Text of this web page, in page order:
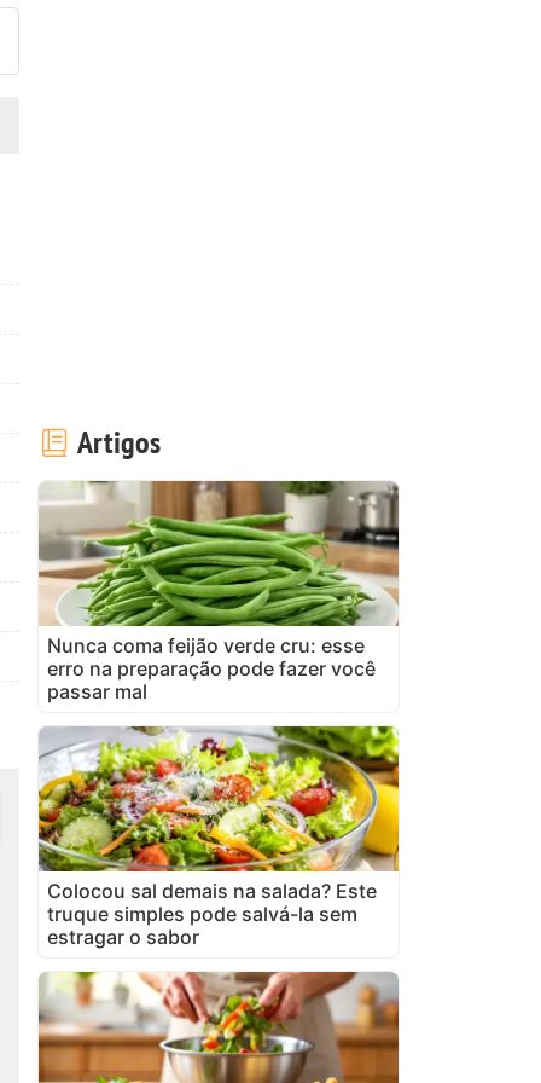
Artigos
Nunca coma feijão verde cru: esse
erro na preparação pode fazer você
passar mal
Colocou sal demais na salada? Este
truque simples pode salvá-la sem
estragar o sabor